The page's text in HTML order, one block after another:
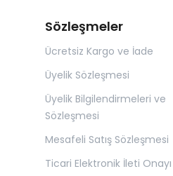
Sözleşmeler
Ücretsiz Kargo ve İade
Üyelik Sözleşmesi
Üyelik Bilgilendirmeleri ve
Sözleşmesi
Mesafeli Satış Sözleşmesi
Ticari Elektronik İleti Onayı